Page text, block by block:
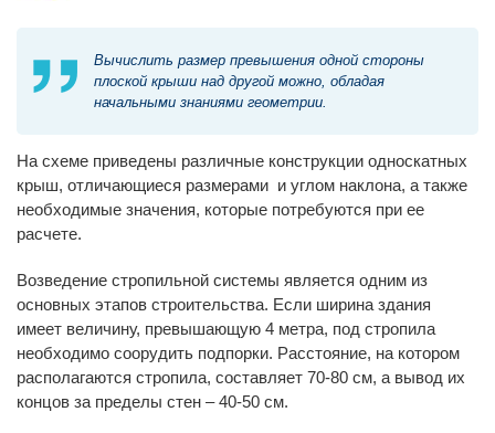
Вычислить размер превышения одной стороны
плоской крыши над другой можно, обладая
начальными знаниями геометрии.
На схеме приведены различные конструкции односкатных
крыш, отличающиеся размерами и углом наклона, а также
необходимые значения, которые потребуются при ее
расчете.
Возведение стропильной системы является одним из
основных этапов строительства. Если ширина здания
имеет величину, превышающую 4 метра, под стропила
необходимо соорудить подпорки. Расстояние, на котором
располагаются стропила, составляет 70-80 см, а вывод их
концов за пределы стен – 40-50 см.